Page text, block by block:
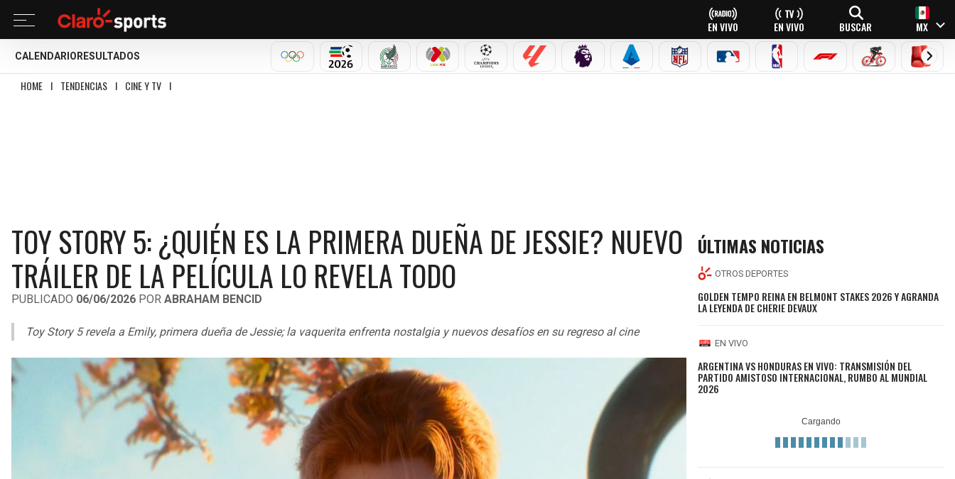
EN VIVO EN VIVO BUSCAR MX
CALENDARIO RESULTADOS
OLÍMPICOSMUNDIAL 2026SELECCIÓN MEXICANA
LIGA MX CHAMPIONS LEAGUE
LALIGA PREMIER LEAGUE
SERIE A NFL MLB NBA FÓRMULA 1CICLISMOBOXEO
HOME I TENDENCIAS I CINE Y TV I
TOY STORY 5: ¿QUIÉN ES LA PRIMERA DUEÑA DE JESSIE? NUEVO
TRÁILER DE LA PELÍCULA LO REVELA TODO
PUBLICADO 06/06/2026 POR ABRAHAM BENCID
Toy Story 5 revela a Emily, primera dueña de Jessie; la vaquerita enfrenta nostalgia y nuevos desafíos en su regreso al cine
ÚLTIMAS NOTICIAS
OTROS DEPORTES
GOLDEN TEMPO REINA EN BELMONT STAKES 2026 Y AGRANDA
LA LEYENDA DE CHERIE DEVAUX
EN VIVO
ARGENTINA VS HONDURAS EN VIVO: TRANSMISIÓN DEL
PARTIDO AMISTOSO INTERNACIONAL, RUMBO AL MUNDIAL
2026